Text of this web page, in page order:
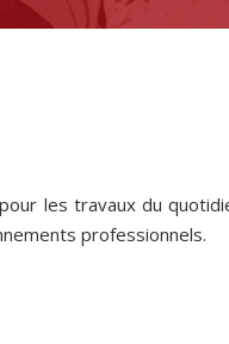
les travaux du
professionnels.